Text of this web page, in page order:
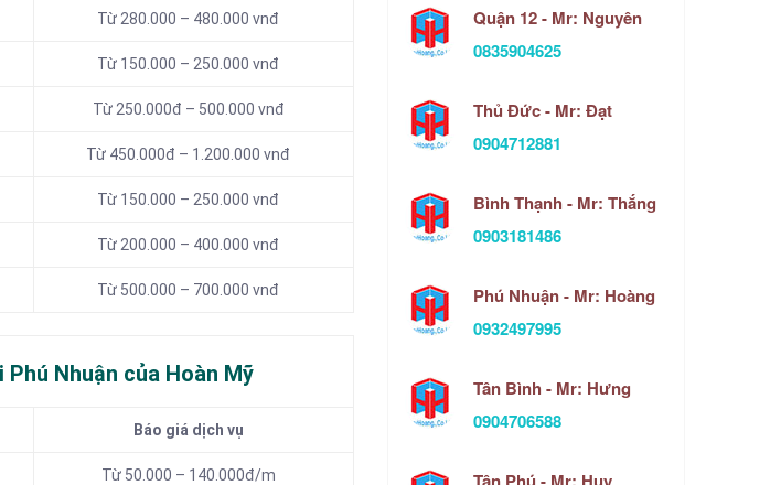
Từ 280.000 – 480.000 vnđ
Từ 150.000 – 250.000 vnđ
Từ 250.000đ – 500.000 vnđ
Từ 450.000đ – 1.200.000 vnđ
Từ 150.000 – 250.000 vnđ
Từ 200.000 – 400.000 vnđ
Từ 500.000 – 700.000 vnđ
Nhuận của Hoàn Mỹ
Báo giá dịch vụ
Từ 50.000 – 140.000đ/m
Quận 12 - Mr: Nguyên
0835904625
Thủ Đức - Mr: Đạt
0904712881
Bình Thạnh - Mr: Thắng
0903181486
Phú Nhuận - Mr: Hoàng
0932497995
Tân Bình - Mr: Hưng
0904706588